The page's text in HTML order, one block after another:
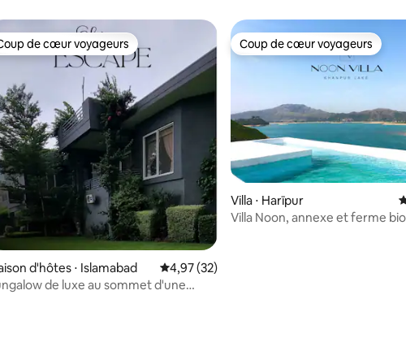
sur la base de 39 commentaires : 4,72 sur 5
de cœur voyageurs
de cœur voyageurs
d'hôtes ⋅ Islamabad Évaluation moyenne sur la base de 32
4,97 (32)
de luxe au sommet d'une
Coup de cœur voyageurs
Coup de cœur voyageurs
Villa ⋅ Harīpur
Villa Noon, annexe et ferme